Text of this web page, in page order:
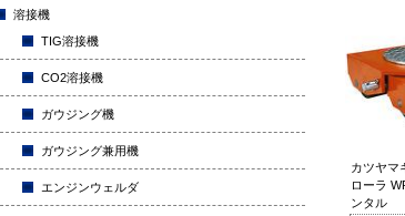
溶接機
TIG溶接機
CO2溶接機
ガウジング機
ガウジング兼用機
エンジンウェルダ
カツヤマ
ローラ
ンタル